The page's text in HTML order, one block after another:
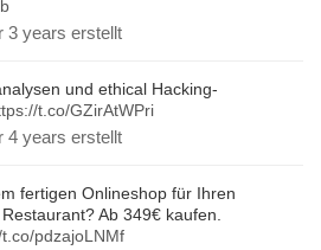
3 years erstellt
und ethical Hacking-
t.co/GZirAtWPri
4 years erstellt
fertigen Onlineshop für Ihren
Ab 349€ kaufen.
pdzajoLNMf